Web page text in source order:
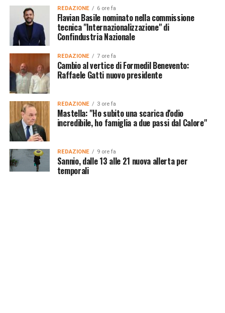
REDAZIONE 6 ore fa
Flavian Basile nominato nella commissione
tecnica "Internazionalizzazione" di
Confindustria Nazionale
REDAZIONE 7 ore fa
Cambio al vertice di Formedil Benevento:
Raffaele Gatti nuovo presidente
REDAZIONE 3 ore fa
Mastella: "Ho subito una scarica d'odio
incredibile, ho famiglia a due passi dal Calore"
REDAZIONE 9 ore fa
Sannio, dalle 13 alle 21 nuova allerta per
temporali